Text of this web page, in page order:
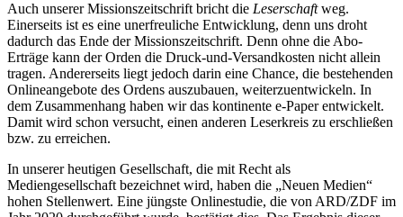
Auch unserer Missionszeitschrift bricht die Leserschaftweg.
Einerseits ist es eine unerfreuliche Entwicklung, denn uns droht
dadurch das Ende der Missionszeitschrift. Denn ohne die Abo-
Erträge kann der Orden die Druck-und-Versandkosten nicht allein
tragen. Andererseits liegt jedoch darin eine Chance, die bestehenden
Onlineangebote des Ordens auszubauen, weiterzuentwickeln. In
dem Zusammenhang haben wir das kontinente e-Paper entwickelt.
Damit wird schon versucht, einen anderen Leserkreis zu erschließen
bzw. zu erreichen.
In unserer heutigen Gesellschaft, die mit Recht als
Mediengesellschaft bezeichnet wird, haben die „Neuen Medien“
hohen Stellenwert. Eine jüngste Onlinestudie, die von ARD/ZDF im